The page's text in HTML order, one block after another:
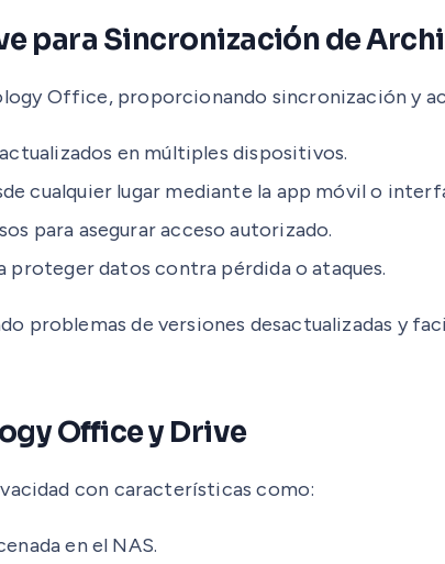
para Sincronización de
Office, proporcionando sincronización y
en múltiples dispositivos.
cualquier lugar mediante la app móvil o
para asegurar acceso autorizado.
proteger datos contra pérdida o ataques.
problemas de versiones desactualizadas y
Office y Drive
con características como:
en el NAS.